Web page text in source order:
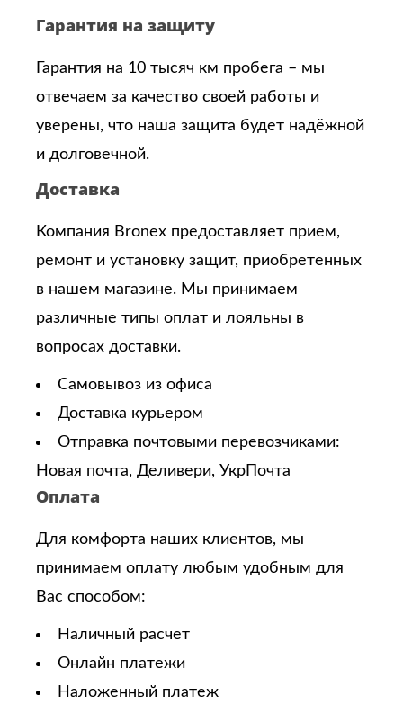
Гарантия на защиту
Гарантия на 10 тысяч км пробега – мы
отвечаем за качество своей работы и
уверены, что наша защита будет надёжной
и долговечной.
Доставка
Компания Bronex предоставляет прием,
ремонт и установку защит, приобретенных
в нашем магазине. Мы принимаем
различные типы оплат и лояльны в
вопросах доставки.
Самовывоз из офиса
Доставка курьером
Отправка почтовыми перевозчиками:
Новая почта, Деливери, УкрПочта
Оплата
Для комфорта наших клиентов, мы
принимаем оплату любым удобным для
Вас способом:
Наличный расчет
Онлайн платежи
Наложенный платеж